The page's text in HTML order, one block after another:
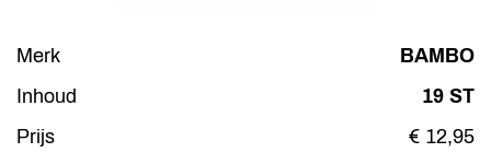
Merk
BAMBO
Inhoud
19 ST
Prijs
€ 12,95